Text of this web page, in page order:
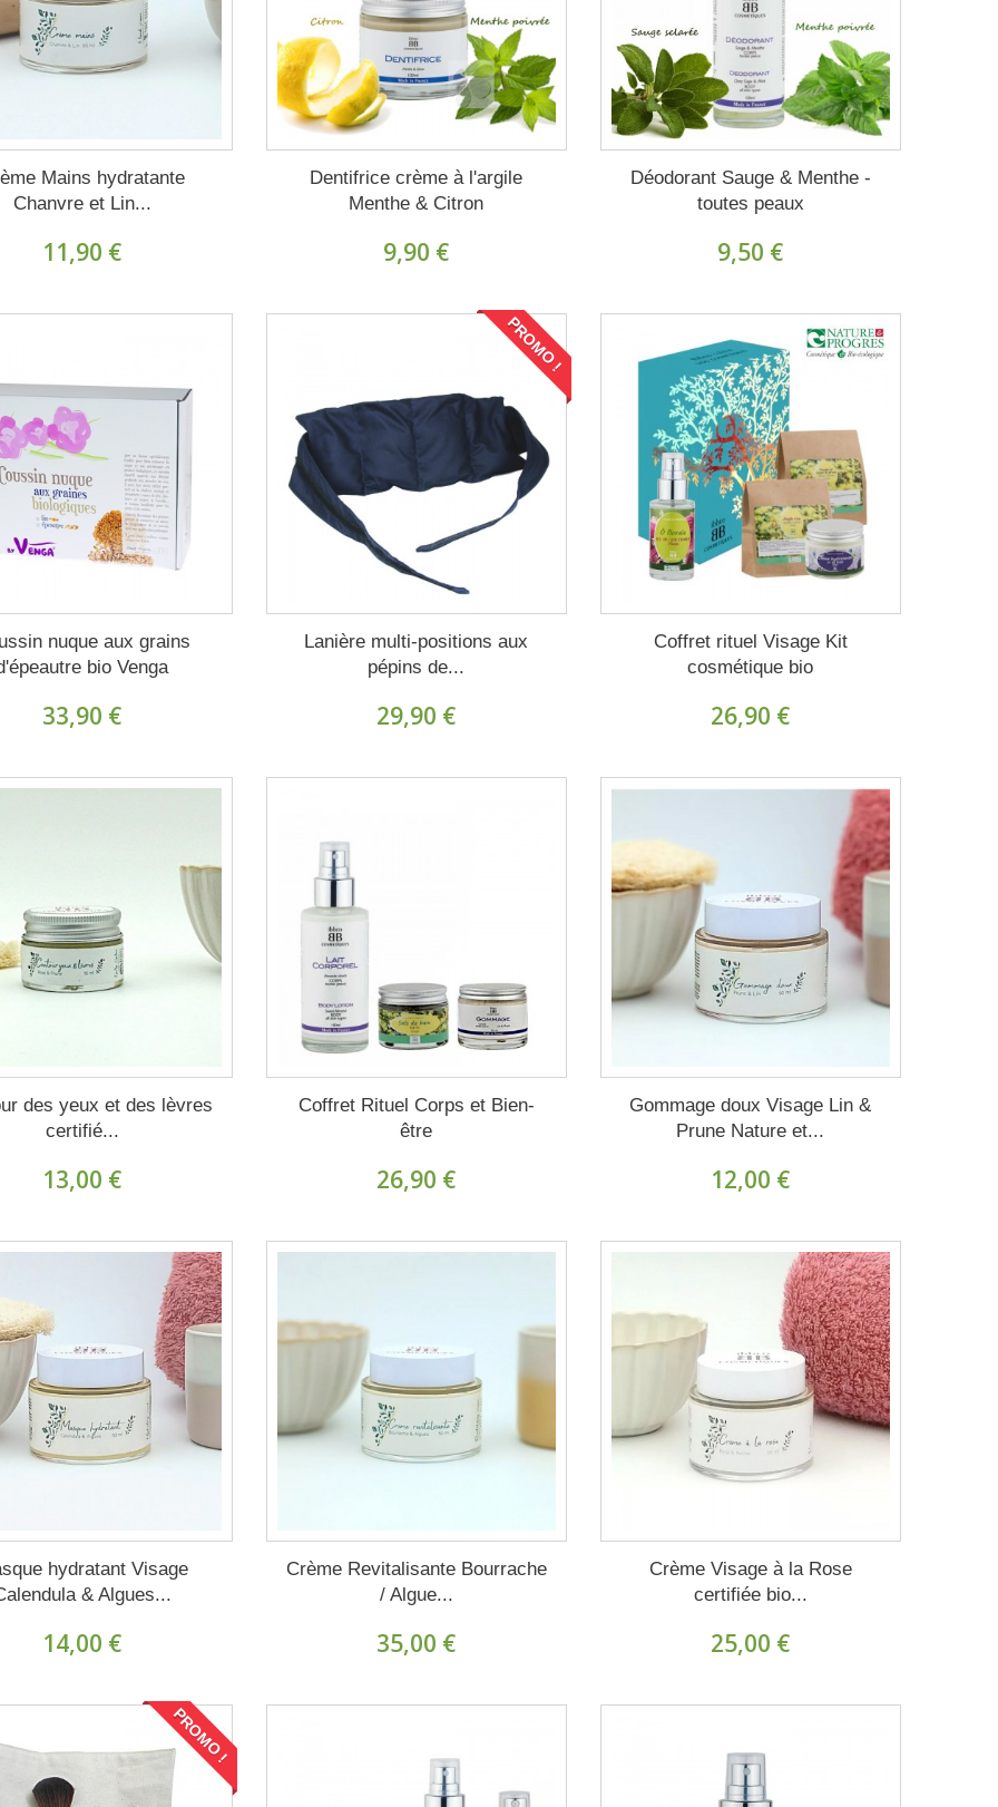
Mains hydratante
Chanvre et Lin...
11,90 €
Dentifrice crème à l'argile
Menthe & Citron
9,90 €
Déodorant Sauge & Menthe -
toutes peaux
9,50 €
nuque aux grains
bio Venga
33,90 €
PROMO !
Lanière multi-positions aux
pépins de...
29,90 €
Coffret rituel Visage Kit
cosmétique bio
26,90 €
des yeux et des lèvres
certifié...
13,00 €
Coffret Rituel Corps et Bien-
être
26,90 €
Gommage doux Visage Lin &
Prune Nature et...
12,00 €
hydratant Visage
& Algues...
14,00 €
Crème Revitalisante Bourrache
/ Algue...
35,00 €
Crème Visage à la Rose
certifiée bio...
25,00 €
PROMO !